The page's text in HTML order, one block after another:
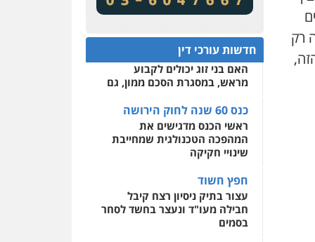
רק
שירותים מקצועיים לעורכי
דין
0522508109
אחסון אתרים
מהירות הגנה גיבוי
לעורכי דין
מרכז התחלה חדשה
שירותים מקצועיים לעורכי
דין
0544500346
חדשות עורכי דין
מע"מ ומוסדות ללא כוונת רווח
המתח שבין חוק יחסי ממון
לבין חוק הירושה
האם בני זוג יכולים לקבוע
מראש, במסגרת הסכם ממון, גם
כנס 60 שנה לחוק הירושה
ראשי הכנס מדגישים את
המהפכה הטכנולגית שמחייבת
שינויי חקיקה
חפץ חשוד
עצור בתיק ניסיון רצח קיבל
חבילה מעו"ד ונעצר בחשד לסחר
בסמים